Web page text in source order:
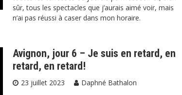
sûr, tous les spectacles que j’aurais aimé voir, mais
n’ai pas réussi à caser dans mon horaire.
Avignon, jour 6 – Je suis en retard, en
retard, en retard!
23 juillet 2023
Daphné Bathalon